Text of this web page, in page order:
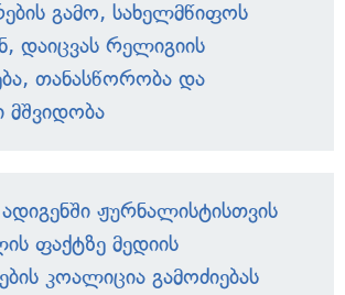
გამო, სახელმწიფოს
დაიცვას რელიგიის
თანასწორობა და
ადიგენში ჟურნალისტისთვის
ფაქტზე მედიის
კოალიცია გამოძიებას